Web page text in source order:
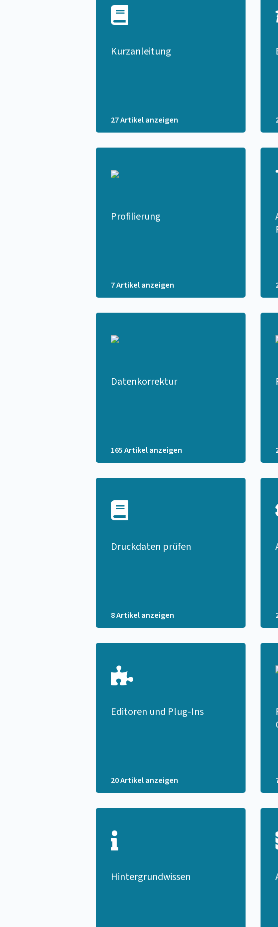
Kurzanleitung
27 Artikel anzeigen
Profilierung
7 Artikel anzeigen
Datenkorrektur
165 Artikel anzeigen
Druckdaten prüfen
8 Artikel anzeigen
Editoren und Plug-Ins
20 Artikel anzeigen
Hintergrundwissen